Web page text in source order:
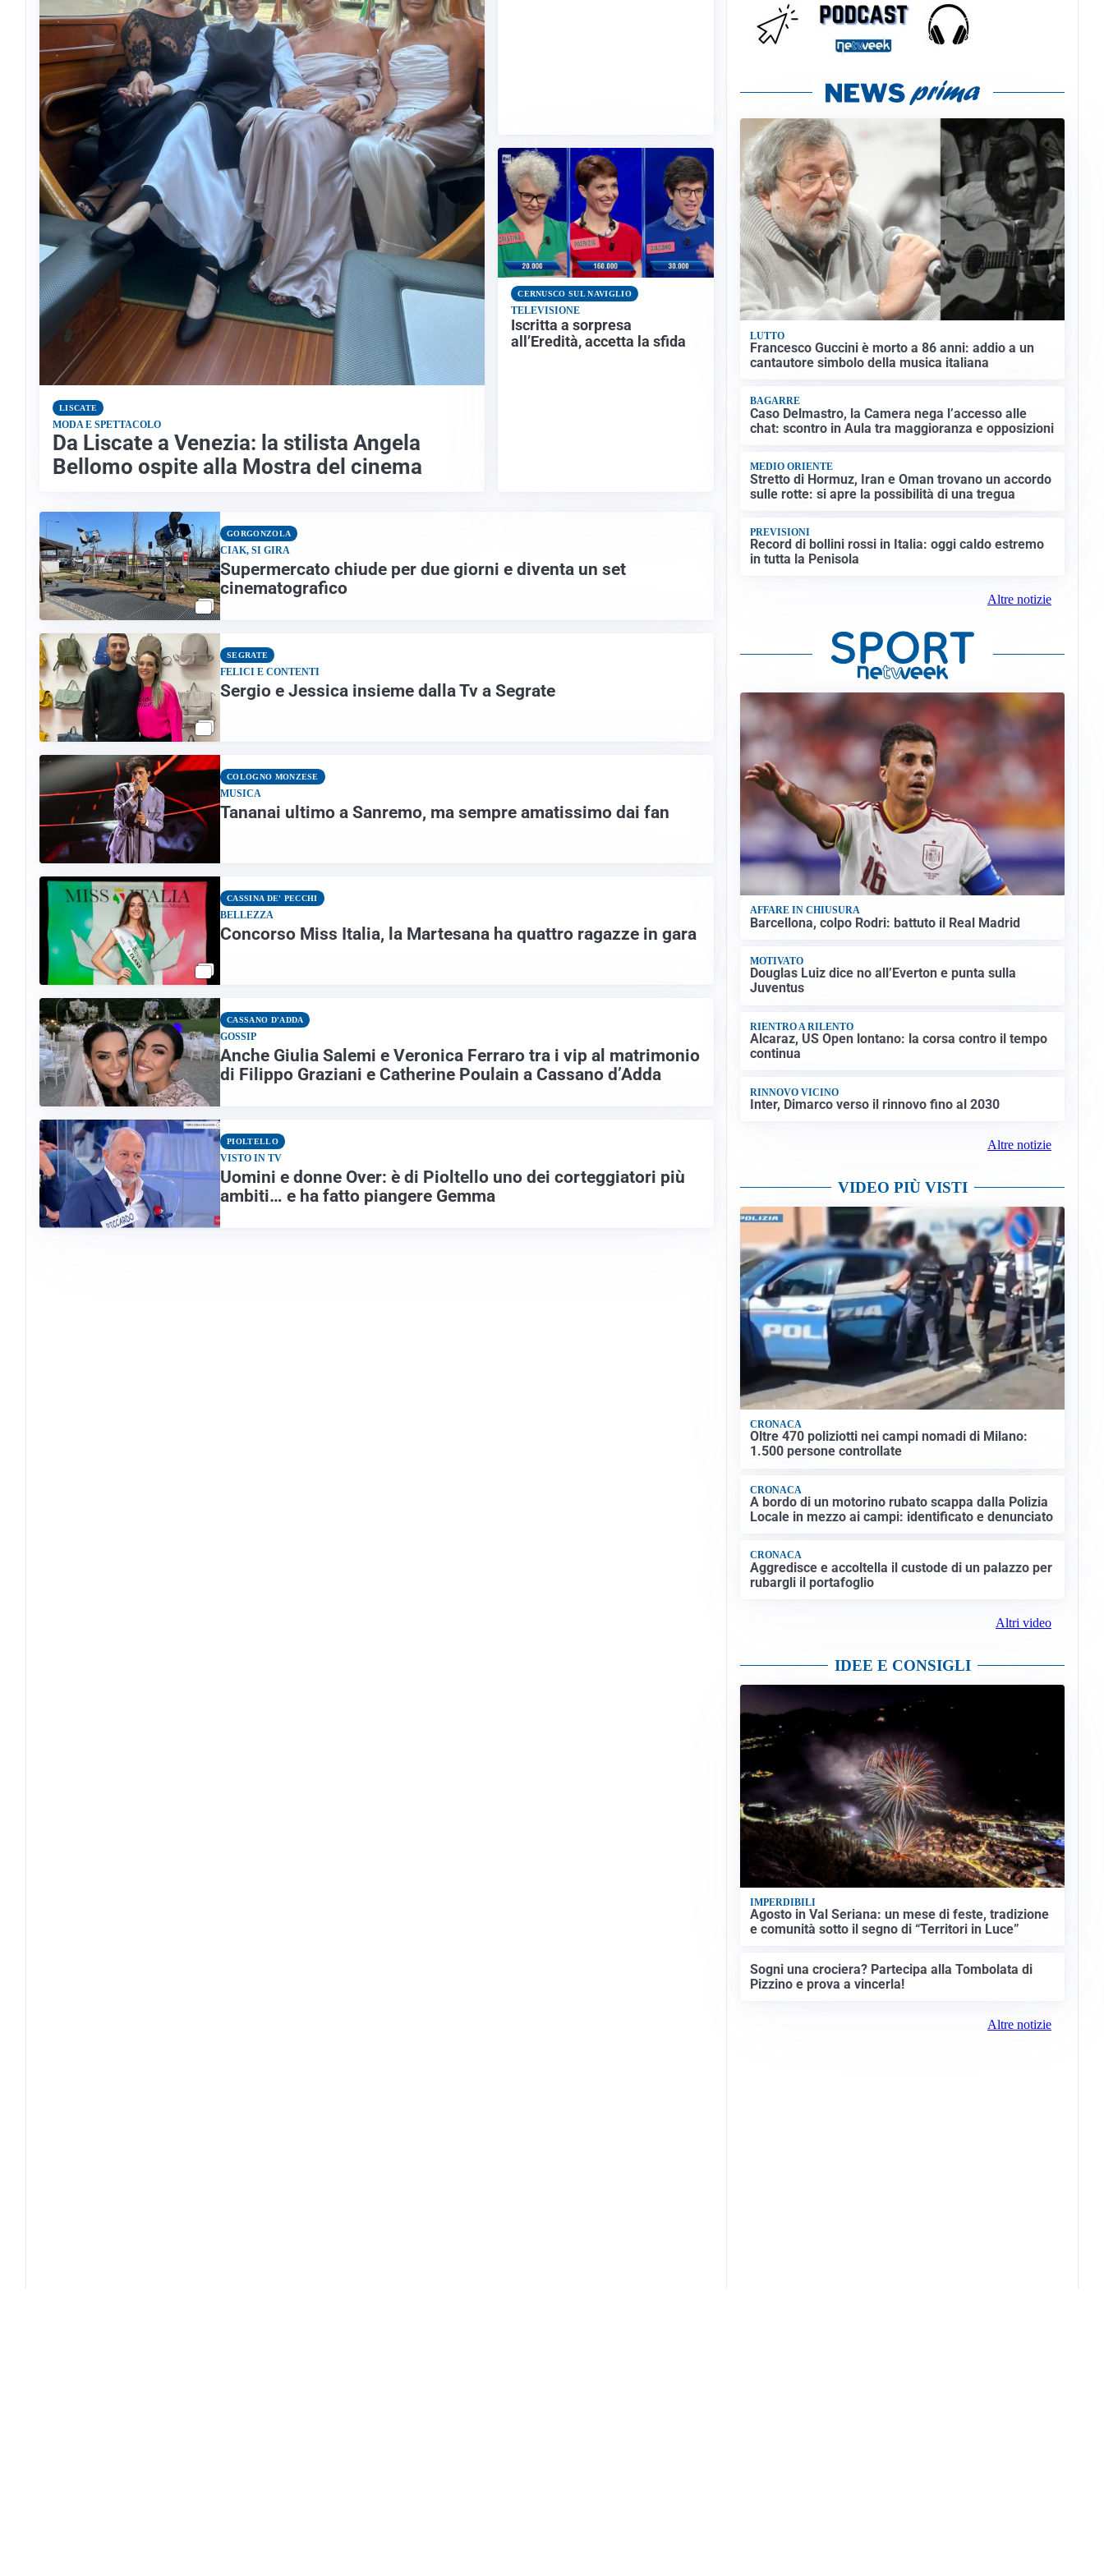
LISCATE
MODA E SPETTACOLO
Da Liscate a Venezia: la stilista Angela
Bellomo ospite alla Mostra del cinema
CERNUSCO SUL NAVIGLIO
TELEVISIONE
Iscritta a sorpresa
all’Eredità, accetta la sfida
GORGONZOLA
CIAK, SI GIRA
Supermercato chiude per due giorni e diventa un set
cinematografico
SEGRATE
FELICI E CONTENTI
Sergio e Jessica insieme dalla Tv a Segrate
COLOGNO MONZESE
MUSICA
Tananai ultimo a Sanremo, ma sempre amatissimo dai fan
CASSINA DE' PECCHI
BELLEZZA
Concorso Miss Italia, la Martesana ha quattro ragazze in gara
CASSANO D'ADDA
GOSSIP
Anche Giulia Salemi e Veronica Ferraro tra i vip al matrimonio
di Filippo Graziani e Catherine Poulain a Cassano d’Adda
PIOLTELLO
VISTO IN TV
Uomini e donne Over: è di Pioltello uno dei corteggiatori più
ambiti… e ha fatto piangere Gemma
LUTTO
Francesco Guccini è morto a 86 anni: addio a un
cantautore simbolo della musica italiana
BAGARRE
Caso Delmastro, la Camera nega l’accesso alle
chat: scontro in Aula tra maggioranza e opposizioni
MEDIO ORIENTE
Stretto di Hormuz, Iran e Oman trovano un accordo
sulle rotte: si apre la possibilità di una tregua
PREVISIONI
Record di bollini rossi in Italia: oggi caldo estremo
in tutta la Penisola
Altre notizie
AFFARE IN CHIUSURA
Barcellona, colpo Rodri: battuto il Real Madrid
MOTIVATO
Douglas Luiz dice no all’Everton e punta sulla
Juventus
RIENTRO A RILENTO
Alcaraz, US Open lontano: la corsa contro il tempo
continua
RINNOVO VICINO
Inter, Dimarco verso il rinnovo fino al 2030
Altre notizie
VIDEO PIÙ VISTI
CRONACA
Oltre 470 poliziotti nei campi nomadi di Milano:
1.500 persone controllate
CRONACA
A bordo di un motorino rubato scappa dalla Polizia
Locale in mezzo ai campi: identificato e denunciato
CRONACA
Aggredisce e accoltella il custode di un palazzo per
rubargli il portafoglio
Altri video
IDEE E CONSIGLI
IMPERDIBILI
Agosto in Val Seriana: un mese di feste, tradizione
e comunità sotto il segno di “Territori in Luce”
Sogni una crociera? Partecipa alla Tombolata di
Pizzino e prova a vincerla!
Altre notizie